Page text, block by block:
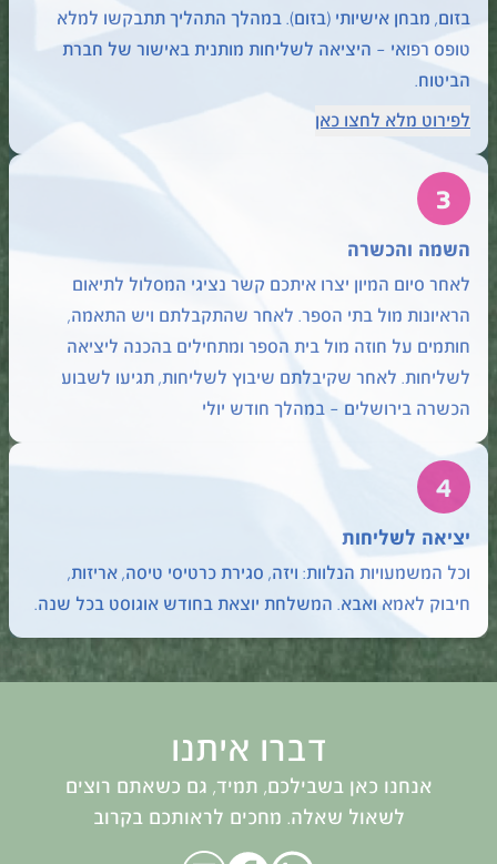
בזום, מבחן אישיותי (בזום). במהלך התהליך תתבקשו למלא
טופס רפואי – היציאה לשליחות מותנית באישור של חברת
הביטוח.
לפירוט מלא לחצו כאן
3
השמה והכשרה
לאחר סיום המיון יצרו איתכם קשר נציגי המסלול לתיאום
הראיונות מול בתי הספר. לאחר שהתקבלתם ויש התאמה,
חותמים על חוזה מול בית הספר ומתחילים בהכנה ליציאה
לשליחות. לאחר שקיבלתם שיבוץ לשליחות, תגיעו לשבוע
הכשרה בירושלים – במהלך חודש יולי
4
יציאה לשליחות
וכל המשמעויות הנלוות: ויזה, סגירת כרטיסי טיסה, אריזות,
חיבוק לאמא ואבא. המשלחת יוצאת בחודש אוגוסט בכל שנה.
דברו איתנו
אנחנו כאן בשבילכם, תמיד, גם כשאתם רוצים
לשאול שאלה. מחכים לראותכם בקרוב